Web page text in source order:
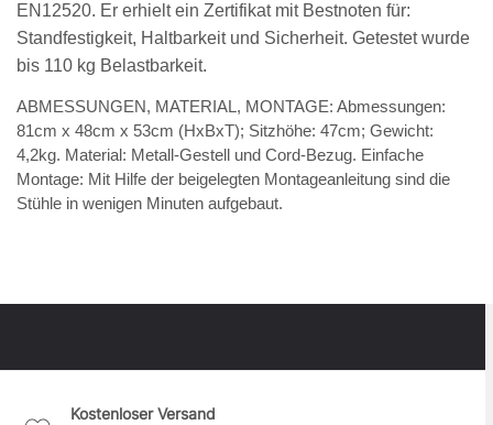
EN12520. Er erhielt ein Zertifikat mit Bestnoten für:
Standfestigkeit, Haltbarkeit und Sicherheit. Getestet wurde
bis 110 kg Belastbarkeit.
ABMESSUNGEN, MATERIAL, MONTAGE: Abmessungen:
81cm x 48cm x 53cm (HxBxT); Sitzhöhe: 47cm; Gewicht:
4,2kg. Material: Metall-Gestell und Cord-Bezug. Einfache
Montage: Mit Hilfe der beigelegten Montageanleitung sind die
Stühle in wenigen Minuten aufgebaut.
Kostenloser Versand